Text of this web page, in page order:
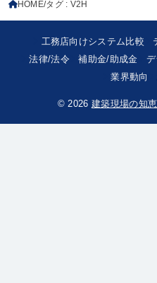
HOME タグ : V2H
工務店向けシステム比較
法律/法令
補助金/助成金
業界動向
© 2026 建築現場の知